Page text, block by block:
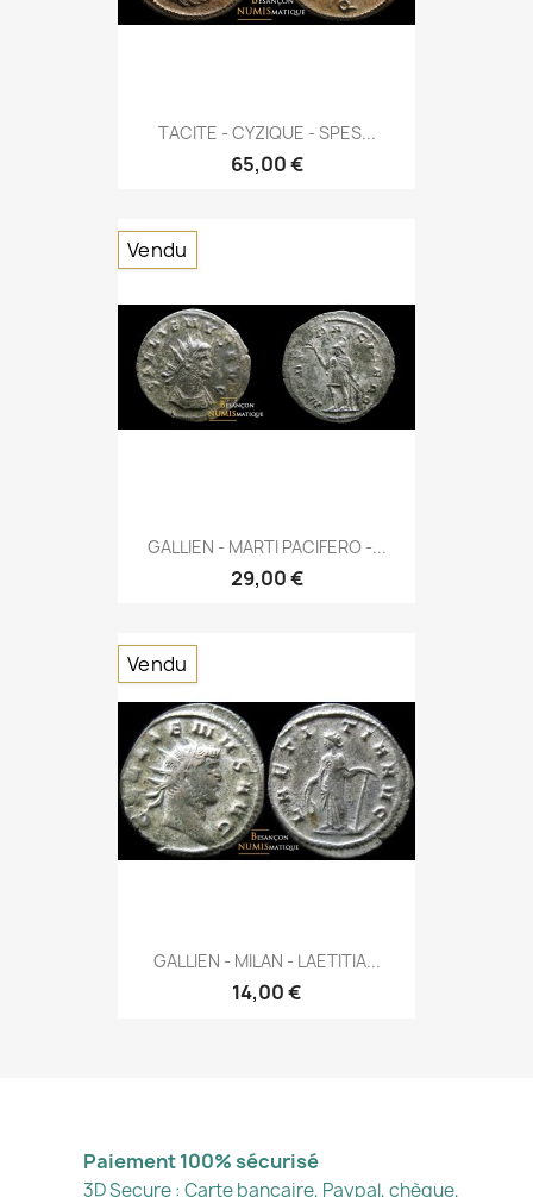
TACITE - CYZIQUE - SPES...
65,00 €
GALLIEN - MARTI PACIFERO -...
29,00 €
Vendu
GALLIEN - MILAN - LAETITIA...
14,00 €
Vendu
Paiement 100% sécurisé
3D Secure : Carte bancaire, Paypal, chèque,